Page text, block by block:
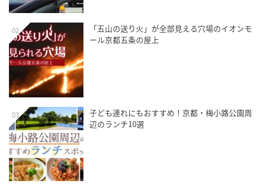
02
「五山の送り火」が全部見える穴場のイオンモ
ール京都五条の屋上
03
子ども連れにもおすすめ！京都・梅小路公園周
辺のランチ10選